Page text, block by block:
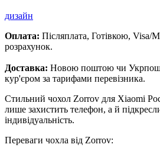
дизайн
Оплата: Післяплата, Готівкою, Visa/
розрахунок.
Доставка: Новою поштою чи
кур'єром за тарифами перевізника.
Стильний чохол Zorrov для Xiaomi
лише захистить телефон, а й
індивідуальність.
Переваги чохла від Zorrov: